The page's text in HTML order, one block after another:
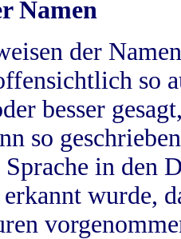
Namen
der
so
besser
so
Sprache in
wurde,